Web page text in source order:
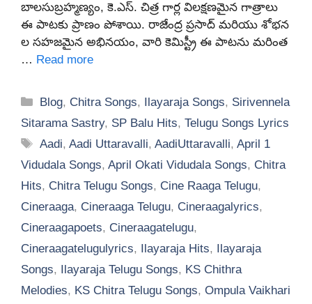
బాలసుబ్రహ్మణ్యం, కె.ఎస్. చిత్ర గార్ల విలక్షణమైన గాత్రాలు
ఈ పాటకు ప్రాణం పోశాయి. రాజేంద్ర ప్రసాద్ మరియు శోభన
ల సహజమైన అభినయం, వారి కెమిస్ట్రీ ఈ పాటను మరింత
… Read more
Categories
Blog, Chitra Songs, Ilayaraja Songs, Sirivennela
Sitarama Sastry, SP Balu Hits, Telugu Songs Lyrics
Tags
Aadi,Aadi Uttaravalli,AadiUttaravalli,April 1
Vidudala Songs, April Okati Vidudala Songs, Chitra
Hits, Chitra Telugu Songs, Cine Raaga Telugu,
Cineraaga, Cineraaga Telugu, Cineraagalyrics,
Cineraagapoets, Cineraagatelugu,
Cineraagatelugulyrics, Ilayaraja Hits,
Ilayaraja
Songs, Ilayaraja Telugu Songs, KS Chithra
Melodies, KS Chitra Telugu Songs, Ompula Vaikhari